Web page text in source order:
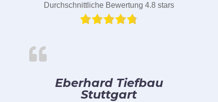
Durchschnittliche Bewertung 4.8 stars
Eberhard Tiefbau
Stuttgart